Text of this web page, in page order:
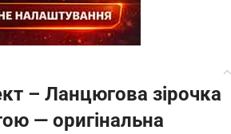
– Ланцюгова зірочка
— оригінальна